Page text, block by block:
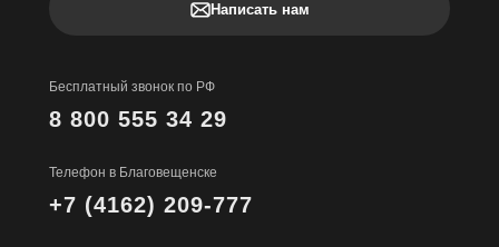
Написать нам
Бесплатный звонок по РФ
8 800 555 34 29
Телефон в Благовещенске
+7 (4162) 209-777